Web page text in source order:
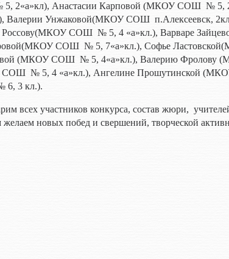
2«а»кл), Анастасии Карповой (МКОУ СОШ № 5,
Валерии Унжаковой(МКОУ СОШ п.Алексеевск,
Россову(МКОУ СОШ № 5, 4 «а»кл.), Варваре
СОШ № 5, 7«а»кл.), Софье
(МКОУ СОШ № 5, 4«а»кл.), Валерию Фролову
№ 5, 4 «а»кл.), Ангелине Прошутинской
3 кл.).
всех участников конкурса, состав жюри,
желаем новых побед и свершений, творческой